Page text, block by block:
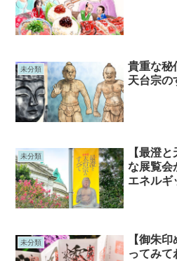
未分類
貴重な秘
天台宗の
未分類
【最澄
な展覧会
エネルギ
未分類
【御朱
ってみて